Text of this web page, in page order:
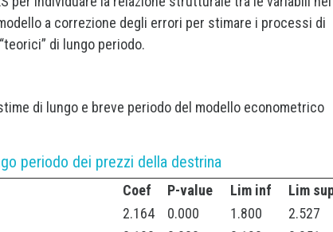
a correzione degli errori per stimare i processi di
di lungo periodo.
di lungo e breve periodo del modello econometrico
periodo dei prezzi della destrina
Coef P-value Lim inf
Lim
2.164 0.000 1.800
2.527